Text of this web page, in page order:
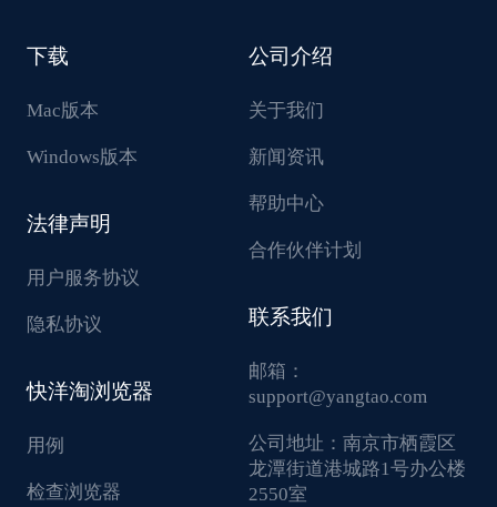
下载
Mac版本
Windows版本
法律声明
用户服务协议
隐私协议
快洋淘浏览器
用例
检查浏览器
公司介绍
关于我们
新闻资讯
帮助中心
合作伙伴计划
联系我们
邮箱：
support@yangtao.com
公司地址： 南京市栖霞区
龙潭街道港城路1号办公楼
2550室